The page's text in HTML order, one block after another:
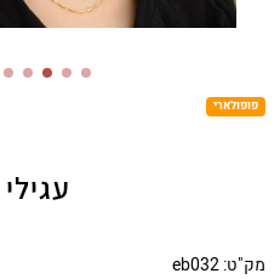
פופולארי
מק"ט:eb032